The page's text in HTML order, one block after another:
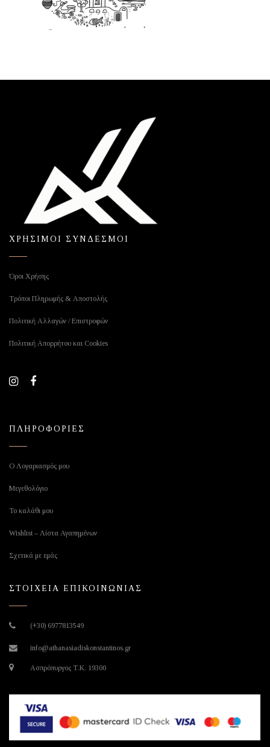
ΧΡΗΣΙΜΟΙ ΣΥΝΔΕΣΜΟΙ
Όροι Χρήσης
Τρόποι Πληρωμής & Αποστολής
Πολιτική Αλλαγών / Επιστροφών
Πολιτική Απορρήτου και Cookies
ΠΛΗΡΟΦΟΡΙΕΣ
Ο Λογαριασμός μου
Μεγεθολόγιο
Το καλάθι μου
Wishlist – Λίστα Αγαπημένων
Σχετικά με εμάς
ΣΤΟΙΧΕΙΑ ΕΠΙΚΟΙΝΩΝΙΑΣ
(+30) 6977813549
info@athanasiadiskonstantinos.gr
Ασπρόπυργος Τ.Κ. 19300